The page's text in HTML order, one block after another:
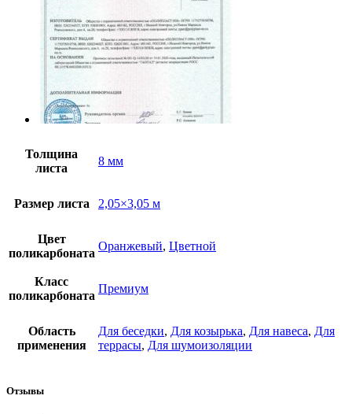
Толщина
листа
8 мм
Размер листа 2,05×3,05 м
Цвет
поликарбоната
Оранжевый, Цветной
Класс
поликарбоната
Премиум
Область
применения
Для беседки, Для козырька, Для навеса, Для
террасы, Для шумоизоляции
Отзывы